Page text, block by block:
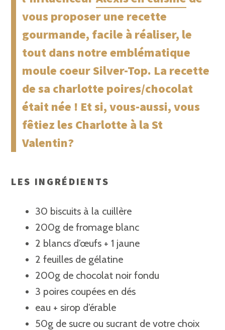
vous proposer une recette
gourmande, facile à réaliser, le
tout dans notre emblématique
moule coeur Silver-Top. La recette
de sa charlotte poires/chocolat
était née ! Et si, vous-aussi, vous
fêtiez les Charlotte à la St
Valentin?
LES INGRÉDIENTS
30 biscuits à la cuillère
200g de fromage blanc
2 blancs d’œufs + 1 jaune
2 feuilles de gélatine
200g de chocolat noir fondu
3 poires coupées en dés
eau + sirop d’érable
50g de sucre ou sucrant de votre choix